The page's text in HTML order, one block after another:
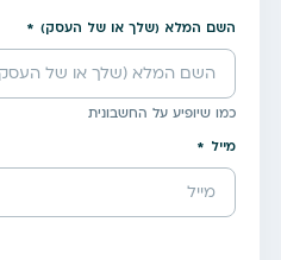
השם המלא (שלך או של העסק)
כמו שיופיע על החשבונית
מייל